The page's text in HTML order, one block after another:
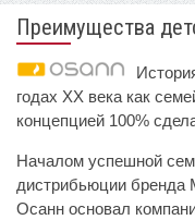
Преимущества
годах XX века как
концепцией 100%
Началом успешной
дистрибьюции бренда
Осанн основал